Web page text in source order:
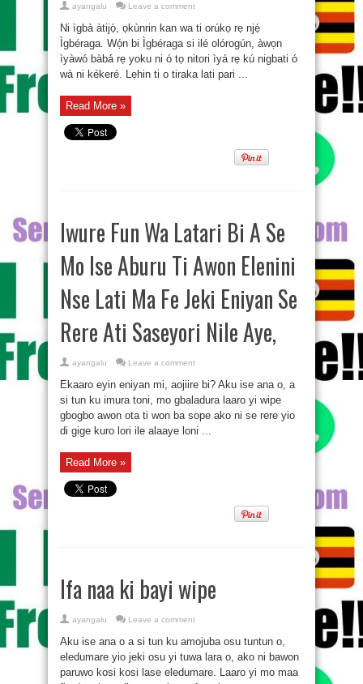
ayangalu Leave a comment
Ni ìgbà àtijọ́, ọkùnrin kan wa ti orúkọ rẹ njẹ́
Ìgbéraga. Wọ́n bi Ìgbéraga si ilé olórogún, àwọn
ìyàwó bàbá́ rẹ yoku ni ó tọ nitori ìyá rẹ kú nigbati ó
wà ni kékeré. Lẹhin ti o tiraka lati pari ...
Read More »
Iwure Fun Wa Latari Bi A Se
Mo Ise Aburu Ti Awon Elenini
Nse Lati Ma Fe Jeki Eniyan Se
Rere Ati Saseyori Nile Aye,
ayangalu Leave a comment
Ekaaro eyin eniyan mi, aojiire bi? Aku ise ana o, a
si tun ku imura toni, mo gbaladura laaro yi wipe
gbogbo awon ota ti won ba sope ako ni se rere yio
di gige kuro lori ile alaaye loni ...
Read More »
Ifa naa ki bayi wipe
ayangalu Leave a comment
Aku ise ana o a si tun ku amojuba osu tuntun o,
eledumare yio jeki osu yi tuwa lara o, ako ni bawon
paruwo kosi kosi lase eledumare. Laaro yi mo maa